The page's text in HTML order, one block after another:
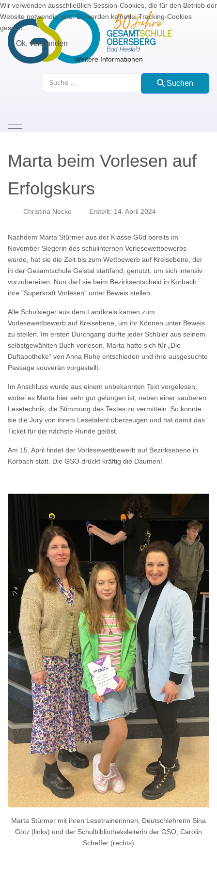
Suchen
Mobile Menu Toggle
Marta beim Vorlesen auf
Erfolgskurs
Christina Necke Erstellt: 14. April 2024
Nachdem Marta Stürmer aus der Klasse G6d bereits im
November Siegerin des schulinternen Vorlesewettbewerbs
wurde, hat sie die Zeit bis zum Wettbewerb auf Kreisebene, der
in der Gesamtschule Geistal stattfand, genutzt, um sich intensiv
vorzubereiten. Nun darf sie beim Bezirksentscheid in Korbach
ihre "Superkraft Vorlesen" unter Beweis stellen.
Alle Schulsieger aus dem Landkreis kamen zum
Vorlesewettbewerb auf Kreisebene, um ihr Können unter Beweis
zu stellen. Im ersten Durchgang durfte jeder Schüler aus seinem
selbstgewählten Buch vorlesen. Marta hatte sich für „Die
Duftapotheke“ von Anna Ruhe entschieden und ihre ausgesuchte
Passage souverän vorgestellt.
Im Anschluss wurde aus einem unbekannten Text vorgelesen,
wobei es Marta hier sehr gut gelungen ist, neben einer sauberen
Lesetechnik, die Stimmung des Textes zu vermitteln. So konnte
sie die Jury von ihrem Lesetalent überzeugen und hat damit das
Ticket für die nächste Runde gelöst.
Am 15. April findet der Vorlesewettbewerb auf Bezirksebene in
Korbach statt. Die GSO drückt kräftig die Daumen!
Marta Stürmer mit ihren Lesetrainerinnen, Deutschlehrerin Sina
Götz (links) und der Schulbibliotheksleiterin der GSO, Carolin
Scheffer (rechts)
Wir verwenden ausschließlich Session-Cookies, die für den Betrieb der
Website notwendig sind. Es werden keinerlei Tracking-Cookies
gesetzt.
Ok, verstanden
Weitere Informationen